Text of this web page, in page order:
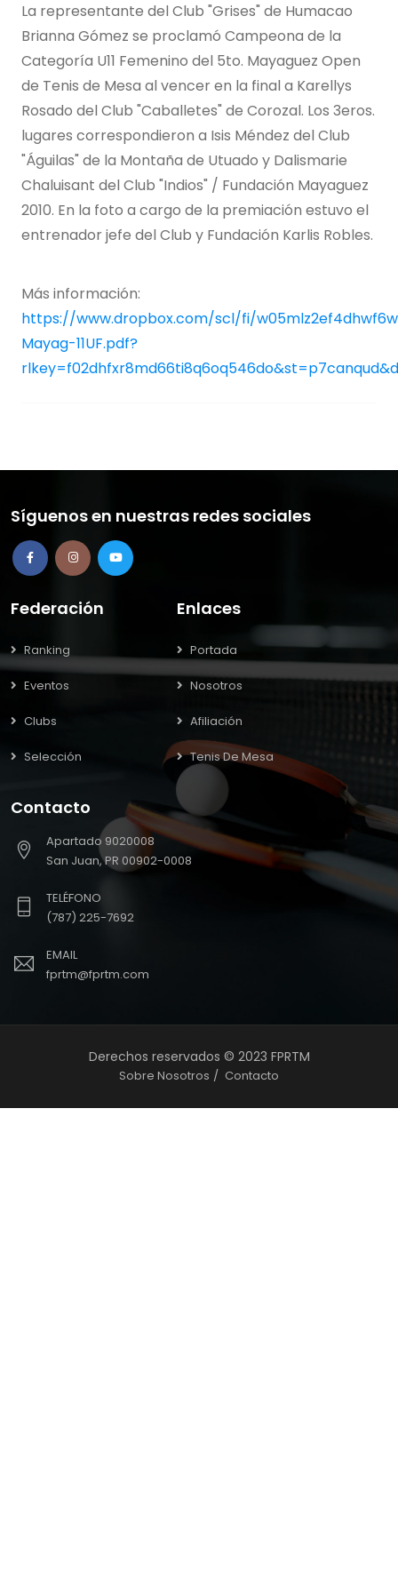
La representante del Club "Grises" de Humacao
Brianna Gómez se proclamó Campeona de la
Categoría U11 Femenino del 5to. Mayaguez Open
de Tenis de Mesa al vencer en la final a Karellys
Rosado del Club "Caballetes" de Corozal. Los 3eros.
lugares correspondieron a Isis Méndez del Club
"Águilas" de la Montaña de Utuado y Dalismarie
Chaluisant del Club "Indios" / Fundación Mayaguez
2010. En la foto a cargo de la premiación estuvo el
entrenador jefe del Club y Fundación Karlis Robles.
Más información:
https://www.dropbox.com/scl/fi/
Mayag-11UF.pdf?
Síguenos en nuestras redes sociales
Federación
Ranking
Eventos
Clubs
Selección
Enlaces
Portada
Nosotros
Afiliación
Tenis De Mesa
Contacto
Apartado 9020008
San Juan, PR 00902-0008
TELÉFONO
(787) 225-7692
EMAIL
fprtm@fprtm.com
Derechos reservados © 2023 FPRTM
Sobre Nosotros Contacto